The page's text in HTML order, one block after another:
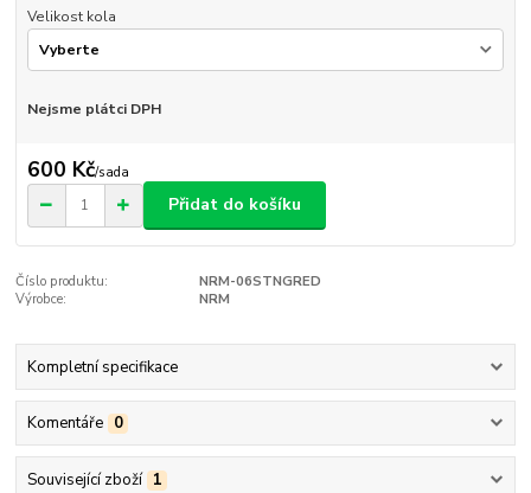
Velikost kola
Nejsme plátci DPH
600 Kč/sada
Přidat do košíku
Číslo produktu:
NRM-06STNGRED
Výrobce:
NRM
Kompletní specifikace
Komentáře 0
Související zboží 1